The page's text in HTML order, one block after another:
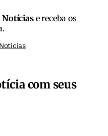
Notíciase receba os
com seus